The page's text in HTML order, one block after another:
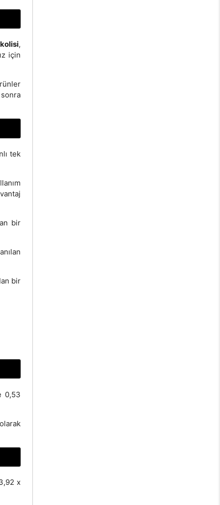
,
için
tek
bir
bir
0,53
x